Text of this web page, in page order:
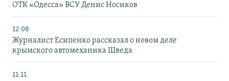
ОТК «Одесса» ВСУ Денис Носиков
12:08
Журналист Есипенко рассказал о новом деле
крымского автомеханика Шведа
11:11